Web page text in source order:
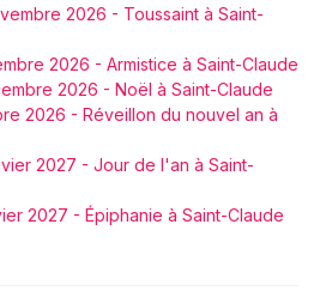
2026 - Toussaint à Saint-
2026 - Armistice à Saint-Claude
2026 - Noël à Saint-Claude
2026 - Réveillon du nouvel an à
2027 - Jour de l'an à Saint-
2027 - Épiphanie à Saint-Claude